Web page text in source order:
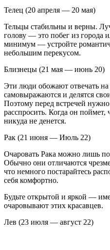
Телец (20 апреля — 20 мая)
Тельцы стабильны и верны.
голову — это побег из города
минимум — устройте
небольшим перекусом.
Близнецы (21 мая — июнь 20)
Эти люди обожают отвечать
самовыражаются и делятся
Поэтому перед встречей
расспросить. Когда он поймет,
никуда не денется.
Рак (21 июня — Июль 22)
Очаровать Рака можно лишь
Обычно они отличаются
что немного постарайтесь
себя комфортно.
Будьте открытой и яркой —
очаровывают этих красавцев.
Лев (23 июля — август 22)